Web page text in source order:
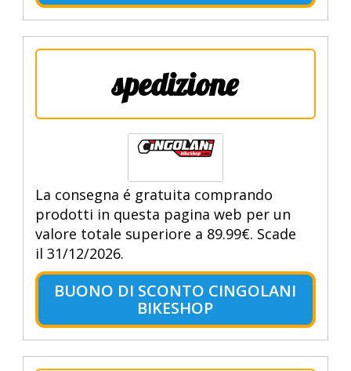
spedizione
La consegna é gratuita comprando
prodotti in questa pagina web per un
valore totale superiore a 89.99€. Scade
il 31/12/2026.
BUONO DI SCONTO CINGOLANI
BIKESHOP